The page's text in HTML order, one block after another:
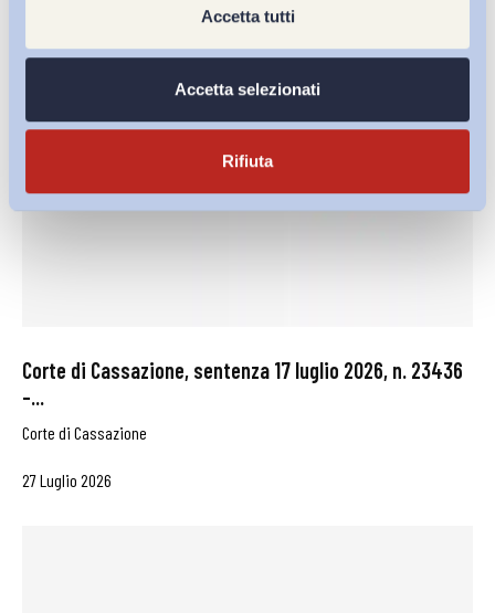
Accetta tutti
Accetta selezionati
Rifiuta
Corte di Cassazione, sentenza 17 luglio 2026, n. 23436
–...
Corte di Cassazione
27 Luglio 2026